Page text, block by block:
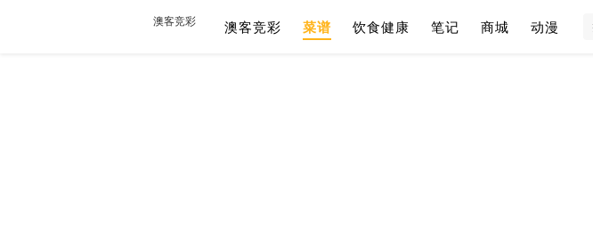
澳客竞彩 澳客竞彩 菜谱 饮食健康 笔记 商城 动漫